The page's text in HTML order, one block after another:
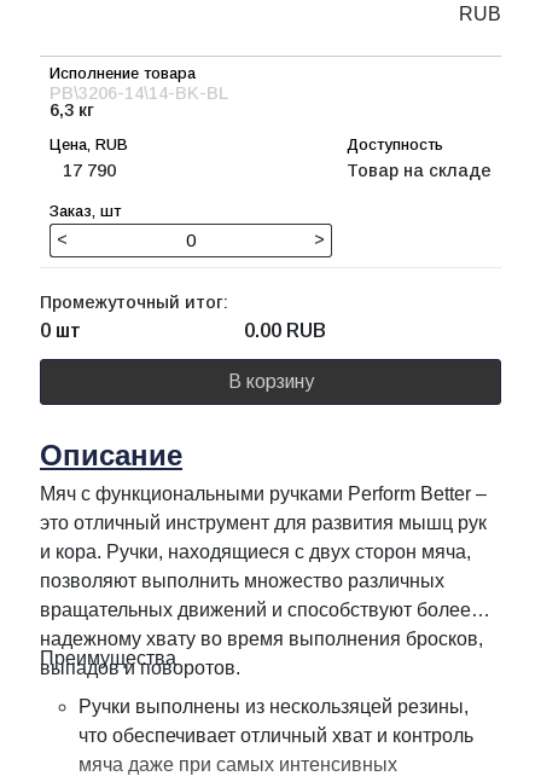
RUB
PB\3206-14\14-BK-BL
6,3 кг
17 790 Товар на складе
< >
Промежуточный итог:
0 шт 0.00 RUB
В корзину
Описание
Мяч с функциональными ручками Perform Better –
это отличный инструмент для развития мышц рук
и кора. Ручки, находящиеся с двух сторон мяча,
позволяют выполнить множество различных
вращательных движений и способствуют более
надежному хвату во время выполнения бросков,
выпадов и поворотов.
Преимущества
Ручки выполнены из нескользяцей резины,
что обеспечивает отличный хват и контроль
мяча даже при самых интенсивных